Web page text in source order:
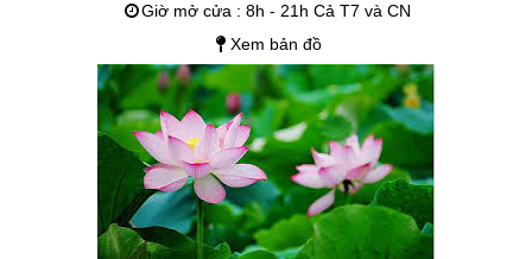
Giờ mở cửa : 8h - 21h Cả T7 và CN
Xem bản đồ